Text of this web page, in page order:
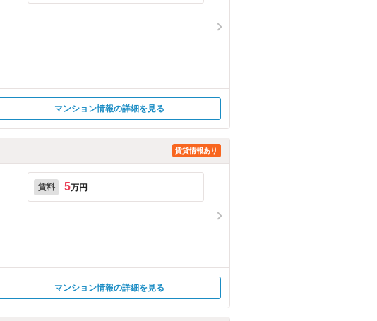
マンション情報の詳細を見る
賃貸情報あり
賃料 5万円
マンション情報の詳細を見る